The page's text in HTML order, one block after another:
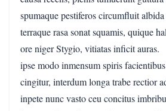
spumaque pestiferos circumfluit
terraque rasa sonat squamis, quique
ore niger Stygio, vitiatas inficit auras.
ipse modo inmensum spiris
cingitur, interdum longa trabe rectior
inpete nunc vasto ceu concitus